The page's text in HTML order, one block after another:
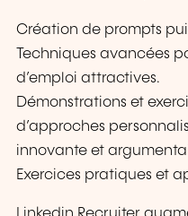
Création de prompts
Techniques avancées
d’emploi attractives.
Démonstrations et
d’approches
innovante et
Exercices pratiques et